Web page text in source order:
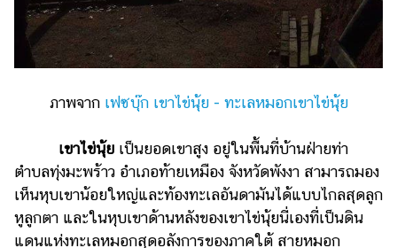
งาน
กับ
เรา
ภาพจาก เฟซบุ๊ก เขาไข่นุ้ย - ทะเลหมอกเขาไข่นุ้ย
เขาไข่นุ้ย เป็นยอดเขาสูง อยู่ในพื้นที่บ้านฝ่ายท่า
ตำบลทุ่งมะพร้าว อำเภอท้ายเหมือง จังหวัดพังงา สามารถมอง
เห็นหุบเขาน้อยใหญ่และท้องทะเลอันดามันได้แบบไกลสุดลูก
หูลูกตา และในหุบเขาด้านหลังของเขาไข่นุ้ยนี่เองที่เป็นดิน
แดนแห่งทะเลหมอกสุดอลังการของภาคใต้ สายหมอก